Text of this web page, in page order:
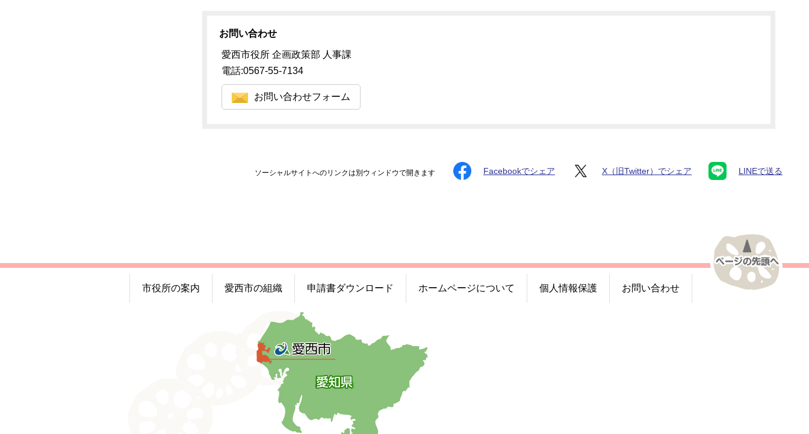
お問い合わせ
愛西市役所 企画政策部 人事課
電話:0567-55-7134
お問い合わせフォーム
ソーシャルサイトへのリンクは別ウィンドウで開きます Facebookでシェア X（旧Twitter）でシェア LINEで送る
市役所の案内 愛西市の組織 申請書ダウンロード ホームページについて 個人情報保護 お問い合わせ